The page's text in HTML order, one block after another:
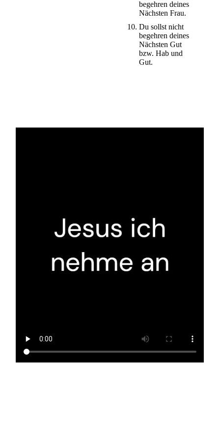
begehren deines
Nächsten Frau.
Du sollst nicht
begehren deines
Nächsten Gut
bzw. Hab und
Gut.